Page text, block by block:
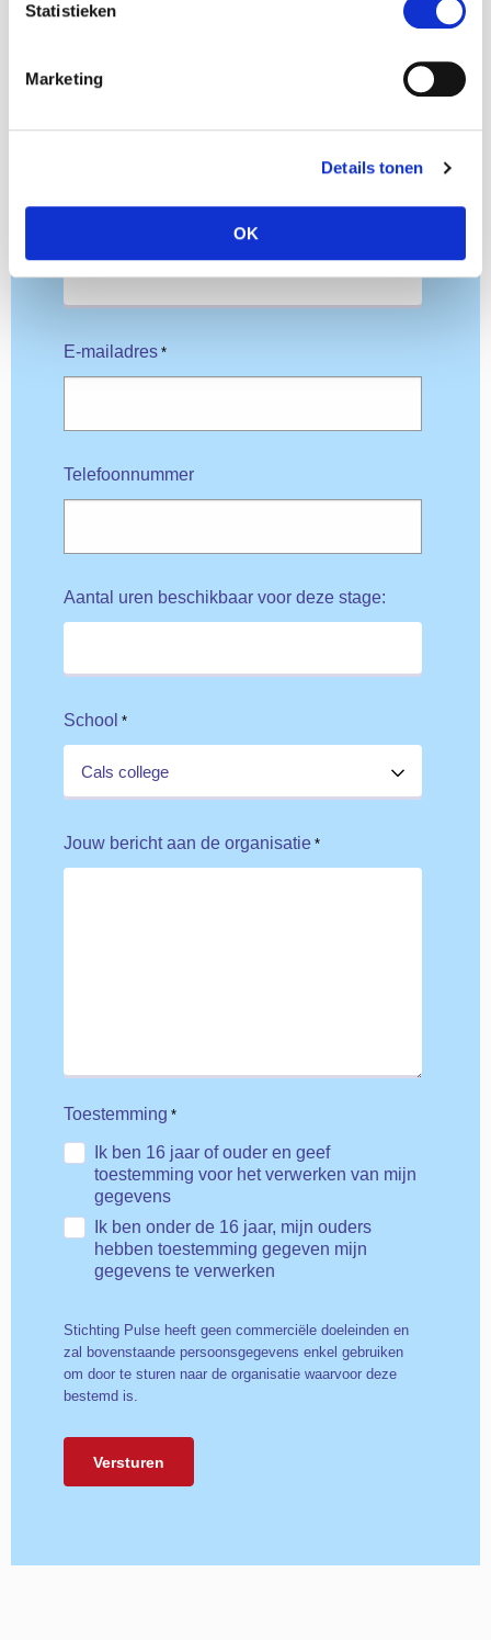
Statistieken
Marketing
Details tonen
OK
E-mailadres *
Telefoonnummer
Aantal uren beschikbaar voor deze stage:
School *
Jouw bericht aan de organisatie *
Toestemming *
Ik ben 16 jaar of ouder en geef
toestemming voor het verwerken van mijn
gegevens
Ik ben onder de 16 jaar, mijn ouders
hebben toestemming gegeven mijn
gegevens te verwerken
Stichting Pulse heeft geen commerciële doeleinden en
zal bovenstaande persoonsgegevens enkel gebruiken
om door te sturen naar de organisatie waarvoor deze
bestemd is.